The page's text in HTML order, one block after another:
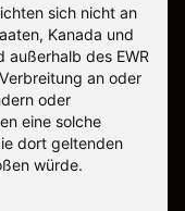
sich nicht an
Kanada und
außerhalb des EWR
an oder
oder
eine solche
dort geltenden
würde.